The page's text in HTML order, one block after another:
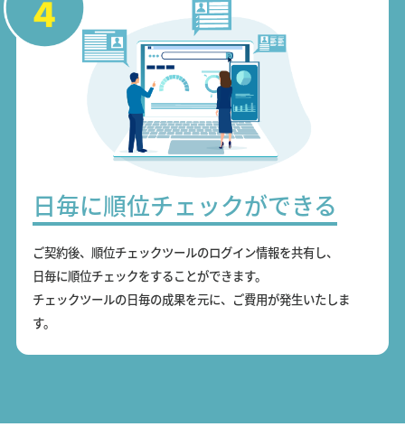
日毎に順位チェックができる
ご契約後、順位チェックツールのログイン情報を共有し、
日毎に順位チェックをすることができます。
チェックツールの日毎の成果を元に、ご費用が発生いたしま
す。